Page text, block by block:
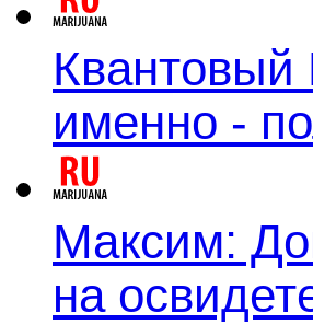
Квантовый
именно -
Максим:
на